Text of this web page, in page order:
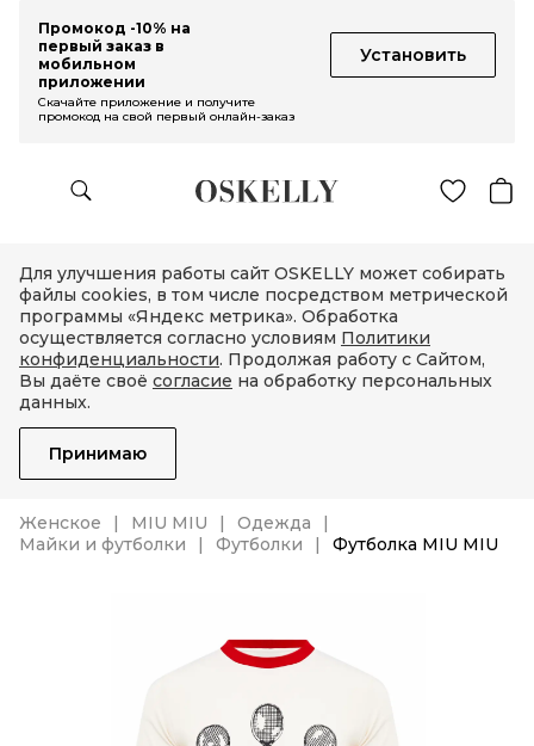
Промокод -10% на
первый заказ в
мобильном
приложении
Установить
Скачайте приложение и получите
промокод на свой первый онлайн-заказ
Для улучшения работы сайт OSKELLY может собирать
файлы cookies, в том числе посредством метрической
программы «Яндекс метрика». Обработка
осуществляется согласно условиям Политики
конфиденциальности. Продолжая работу с Сайтом,
Вы даёте своё согласие на обработку персональных
данных.
Принимаю
Женское MIU MIU
Одежда
Майки и футболки
Футболки Футболка MIU MIU